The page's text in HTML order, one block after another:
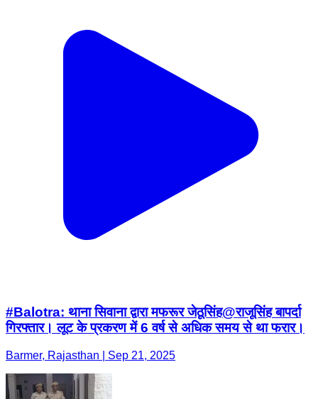
#Balotra: थाना सिवाना द्वारा मफरूर जेठूसिंह@राजूसिंह बापर्दा
गिरफ्तार। लूट के प्रकरण में 6 वर्ष से अधिक समय से था फरार।
Barmer, Rajasthan | Sep 21, 2025